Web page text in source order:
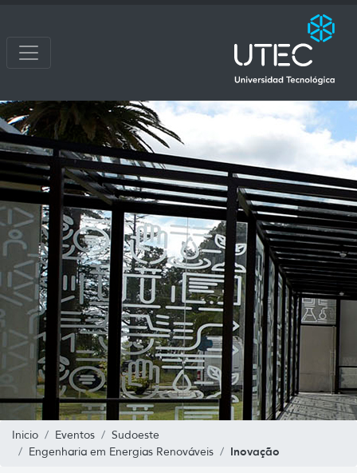
Inicio Eventos
Sudoeste
Engenharia em Energias Renováveis
Inovação